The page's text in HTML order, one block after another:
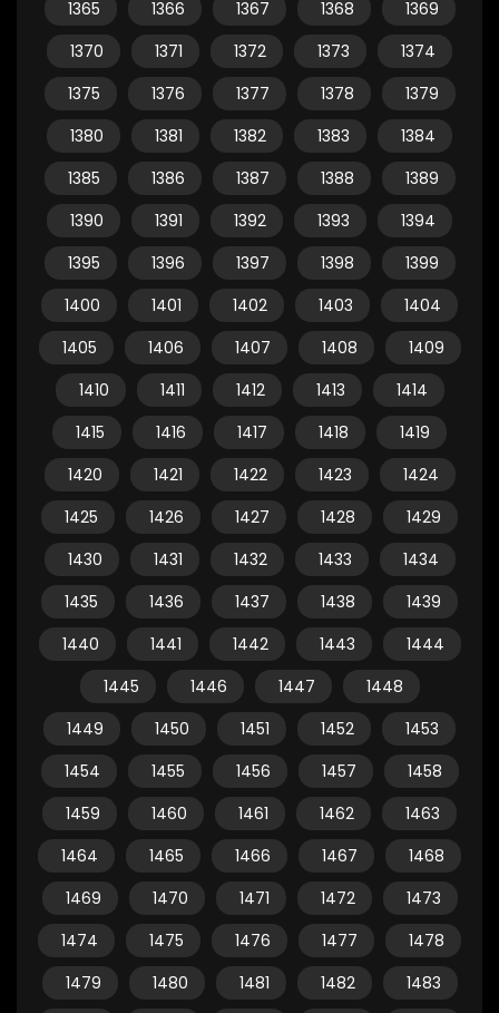
1365 1366 1367 1368
1369
1370
1371 1372 1373
1374
1375
1376 1377 1378
1379
1380
1381 1382 1383
1384
1385
1386 1387 1388
1389
1390
1391 1392 1393
1394
1395
1396 1397 1398
1399
1400
1401 1402 1403
1404
1405
1406 1407 1408
1409
1410
1411 1412 1413
1414
1415
1416 1417 1418
1419
1420
1421 1422 1423
1424
1425
1426 1427 1428
1429
1430
1431 1432 1433
1434
1435
1436 1437 1438
1439
1440
1441 1442 1443
1444
1445
1446 1447
1448
1449
1450 1451 1452
1453
1454
1455 1456 1457
1458
1459
1460 1461 1462
1463
1464
1465 1466 1467
1468
1469
1470 1471 1472
1473
1474
1475 1476 1477
1478
1479
1480 1481 1482
1483